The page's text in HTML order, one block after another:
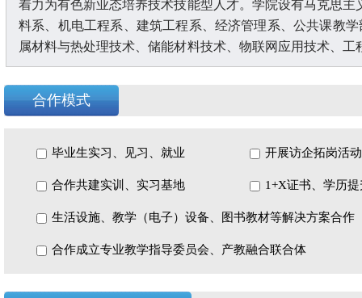
着力为有色新业态培养技术技能型人才。学院设有马克思
料系、机电工程系、建筑工程系、经济管理系、公共课教
属材料与热处理技术、储能材料技术、物联网应用技术、
料工程技术、建工技术、智能制造技术、财经服务等5个
现有教职工400余人，具有高级专业技术职称63人，“双师
家2名，新世纪百千万人才工程国家级人才1名，省级领军
研成果立项共计166项，其中省级及以上项目51项，《高
教学成果二等奖。
学院目前在校生
10000余人，近年来，学生参加技能大赛获
平均为97.06%，母校满意度平均为97.43%，被评为“省招生
合作模式
毕业生实习、见习、就业 开展访企拓岗活动
合作共建实训、实习基地 1+X证书、学历
生活设施、教学（电子）设备、图书教材等解决方案合作
合作成立专业教学指导委员会、产教融合联合体